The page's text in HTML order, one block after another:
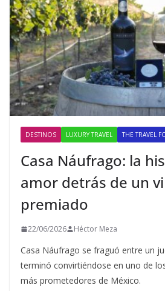
DESTINOS LUXURY TRAVEL THE TRAVEL
Casa Náufrago: la
amor detrás de un
premiado
22/06/2026 Héctor Meza
Casa Náufrago se fraguó entre un
terminó convirtiéndose en uno de
más prometedores de México.